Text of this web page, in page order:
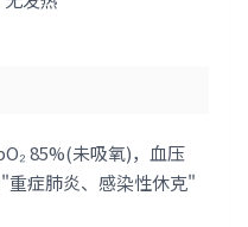
85%(未吸氧)，血压
症肺炎、感染性休克"